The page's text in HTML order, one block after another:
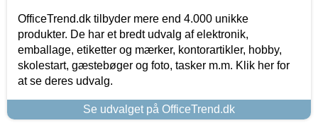
OfficeTrend.dk tilbyder mere end 4.000 unikke
produkter. De har et bredt udvalg af elektronik,
emballage, etiketter og mærker, kontorartikler, hobby,
skolestart, gæstebøger og foto, tasker m.m. Klik her for
at se deres udvalg.
Se udvalget på OfficeTrend.dk